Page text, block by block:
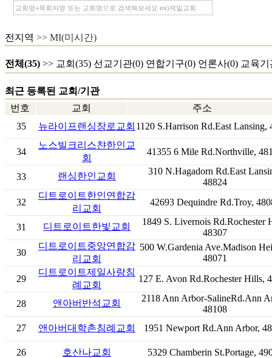
전지역 >> MI(미시간)
전체(35) >> 교회(35) 선교기관(0) 연합기구(0) 언론사(0) 교육기
최근 등록된 교회/기관
번호
교회
주소
35
뉴라이프랜싱장로교회 1120 S.Harrison Rd.East Lansing,
34
노스빌크리스챤한인교
회
41355 6 Mile Rd.Northville,
33 랜싱한인교회
310 N.Hagadorn Rd.East
48824
32
디트로이트한인연합감
리교회
42693 Dequindre Rd.Troy,
31 디트로이트한빛교회
1849 S. Livernois Rd.Rochester
48307
30
디트로이트중앙연합감
리교회
500 W.Gardenia Ave.Madison
48071
29
디트로이트제일사랑침
례교회
127 E. Avon Rd.Rochester Hills,
28 앤아버반석교회
2118 Ann Arbor-SalineRd.Ann
48108
27
앤아버대학촌침례교회 1951 Newport Rd.Ann Arbor,
26 호산나교회 5329 Chamberin St.Portage,